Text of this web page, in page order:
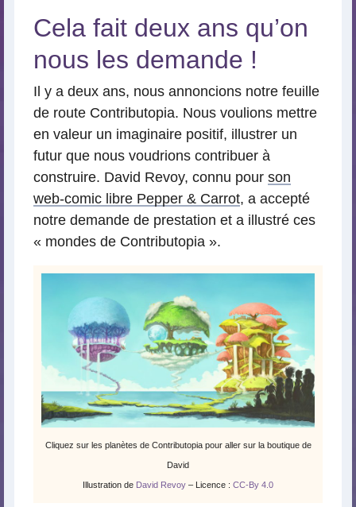
Cela fait deux ans qu’on
nous les demande !
Il y a deux ans, nous annoncions notre feuille
de route Contributopia. Nous voulions mettre
en valeur un imaginaire positif, illustrer un
futur que nous voudrions contribuer à
construire. David Revoy, connu pour son
web-comic libre Pepper & Carrot, a accepté
notre demande de prestation et a illustré ces
« mondes de Contributopia ».
Cliquez sur les planètes de Contributopia pour aller sur la boutique de
David
Illustration de David Revoy – Licence : CC-By 4.0